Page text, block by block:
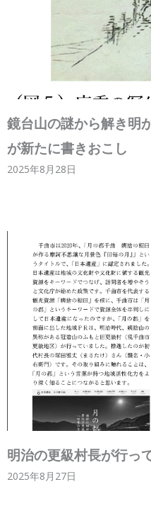
鏡台山の謎から解き
が新たに書きおこし
2025年8月28日
明治の更級村長が行っ
2025年8月27日